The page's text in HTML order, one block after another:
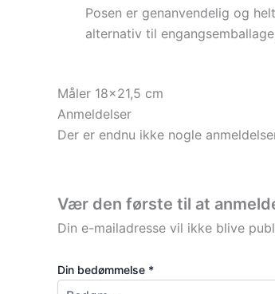
Posen er genanvendelig og
alternativ til
Måler 18×21,5 cm
Anmeldelser
Der er endnu ikke nogle
Vær den første til at
Din e-mailadresse vil ikke blive
Din bedømmelse *